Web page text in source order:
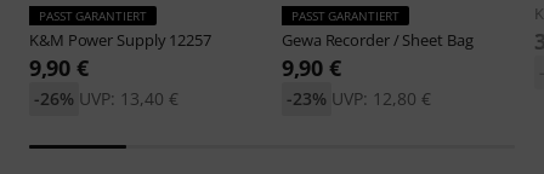
PASST GARANTIERT
K&M Power Supply 12257
9,90 €
UVP: 13,40 €
-26%
PASST GARANTIERT
Gewa Recorder / Sheet Bag
9,90 €
UVP: 12,80 €
-23%